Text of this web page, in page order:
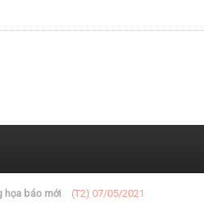
(T2) 07/05/2021